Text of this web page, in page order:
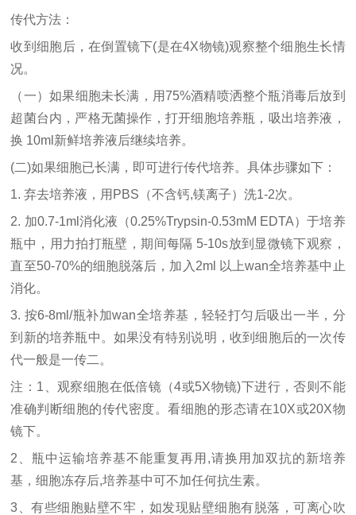
传代方法：
收到细胞后，在倒置镜下(是在4X物镜)观察整个细胞生长情
况。
（一）如果细胞未长满，用75%酒精喷洒整个瓶消毒后放到
超菌台内，严格无菌操作，打开细胞培养瓶，吸出培养液，
换 10ml新鲜培养液后继续培养。
(二)如果细胞已长满，即可进行传代培养。具体步骤如下：
1. 弃去培养液，用PBS（不含钙,镁离子）洗1-2次。
2. 加0.7-1ml消化液（0.25%Trypsin-0.53mM EDTA）于培养
瓶中，用力拍打瓶壁，期间每隔 5-10s放到显微镜下观察，
直至50-70%的细胞脱落后，加入2ml 以上wan全培养基中止
消化。
3. 按6-8ml/瓶补加wan全培养基，轻轻打匀后吸出一半，分
到新的培养瓶中。如果没有特别说明，收到细胞后的一次传
代一般是一传二。
注： 1、观察细胞在低倍镜（4或5X物镜)下进行，否则不能
准确判断细胞的传代密度。看细胞的形态请在10X或20X物
镜下。
2、瓶中运输培养基不能重复再用,请换用加双抗的新培养
基，细胞冻存后,培养基中可不加任何抗生素。
3、有些细胞贴壁不牢，如发现贴壁细胞有脱落，可离心吹